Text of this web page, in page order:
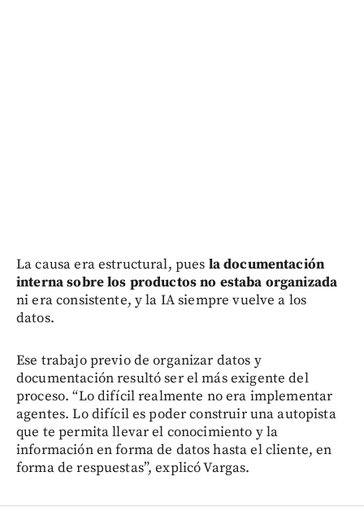
La causa era estructural, pues la documentación
interna sobre los productos no estaba organizada
ni era consistente, y la IA siempre vuelve a los
datos.
Ese trabajo previo de organizar datos y
documentación resultó ser el más exigente del
proceso. “Lo difícil realmente no era implementar
agentes. Lo difícil es poder construir una autopista
que te permita llevar el conocimiento y la
información en forma de datos hasta el cliente, en
forma de respuestas”, explicó Vargas.